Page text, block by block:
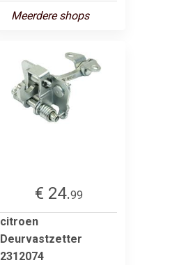
Meerdere shops
€ 24.99
citroen
Deurvastzetter
2312074